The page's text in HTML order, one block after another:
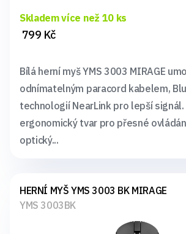
Skladem více než 10 ks
799 Kč
Bílá herní myš YMS 3003 MIRAGE
odnímatelným paracord kabelem,
technologií NearLink pro lepší signál.
ergonomický tvar pro přesné
optický...
HERNÍ MYŠ YMS 3003 BK MIRAGE
YMS 3003BK